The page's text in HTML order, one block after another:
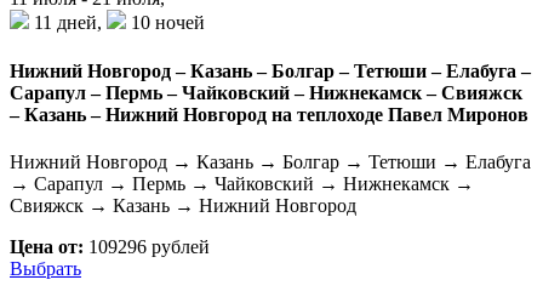
11 дней,
10 ночей
Нижний Новгород – Казань – Болгар – Тетюши – Елабуга –
Сарапул – Пермь – Чайковский – Нижнекамск – Свияжск
– Казань – Нижний Новгород на теплоходе Павел Миронов
Нижний Новгород → Казань → Болгар → Тетюши → Елабуга
→ Сарапул → Пермь → Чайковский → Нижнекамск →
Свияжск → Казань → Нижний Новгород
Цена от: 109296 рублей
Выбрать